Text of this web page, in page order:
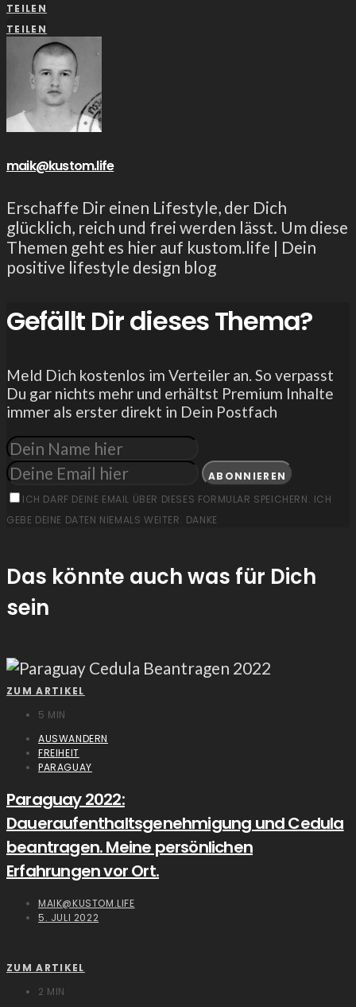
TEILEN
TEILEN
maik@kustom.life
Erschaffe Dir einen Lifestyle, der Dich
glücklich, reich und frei werden lässt. Um diese
Themen geht es hier auf kustom.life | Dein
positive lifestyle design blog
Gefällt Dir dieses Thema?
Meld Dich kostenlos im Verteiler an. So verpasst
Du gar nichts mehr und erhältst Premium Inhalte
immer als erster direkt in Dein Postfach
ABONNIEREN
ICH DARF DEINE EMAIL ÜBER DIESES FORMULAR SPEICHERN. ICH
GEBE DEINE DATEN NIEMALS WEITER. DANKE
Das könnte auch was für Dich
sein
ZUM ARTIKEL
5 MIN
AUSWANDERN
FREIHEIT
PARAGUAY
Paraguay 2022:
Daueraufenthaltsgenehmigung und Cedula
beantragen. Meine persönlichen
Erfahrungen vor Ort.
MAIK@KUSTOM.LIFE
5. JULI 2022
ZUM ARTIKEL
2 MIN